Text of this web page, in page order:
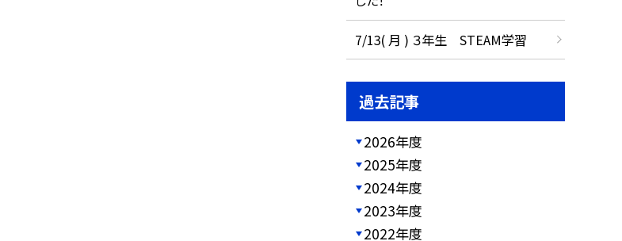
7/13( 月 ) ３年生 STEAM学習
過去記事
2026年度
2025年度
2024年度
2023年度
2022年度